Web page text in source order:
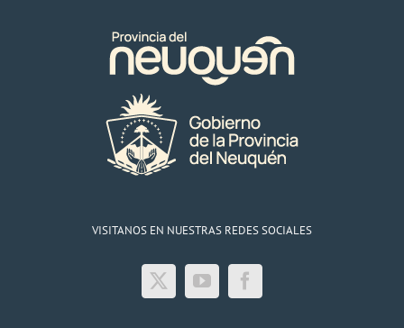
VISITANOS EN NUESTRAS REDES SOCIALES